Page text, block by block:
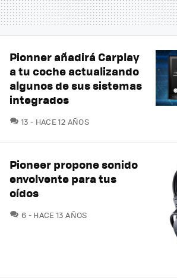
Pionner añadirá Carplay
a tu coche actualizando
algunos de sus sistemas
integrados
13 COMENTARIOS
HACE 12 AÑOS
Pioneer propone sonido
envolvente para tus
oídos
6 COMENTARIOS
HACE 13 AÑOS